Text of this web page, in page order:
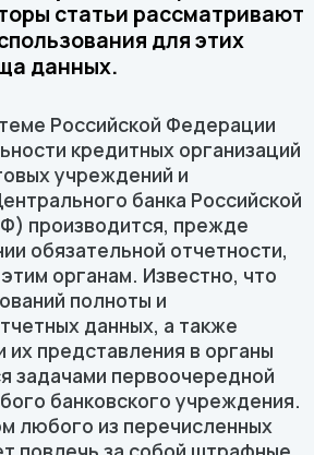
статьи рассматривают
для этих
данных.
Российской Федерации
кредитных организаций
учреждений и
банка Российской
производится, прежде
обязательной отчетности,
органам. Известно, что
полноты и
данных, а также
их представления в органы
задачами первоочередной
банковского учреждения.
любого из перечисленных